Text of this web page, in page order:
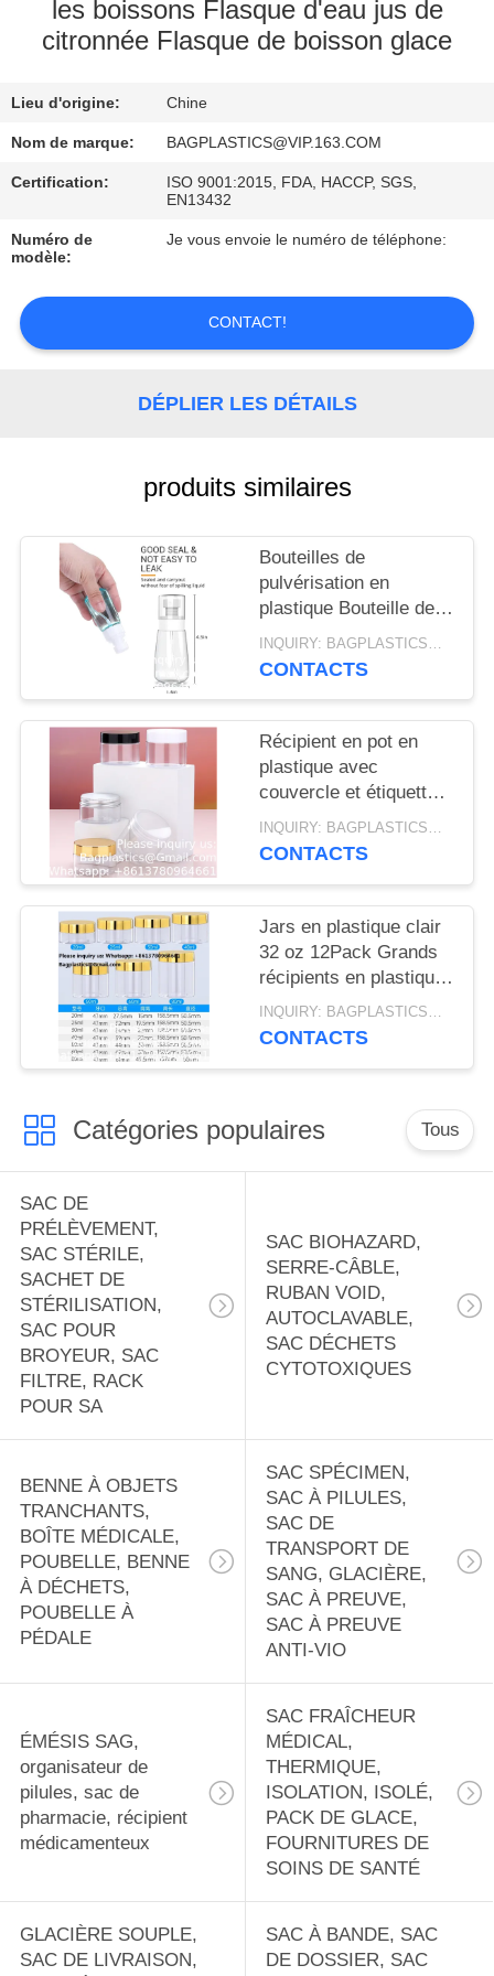
CONTRÔLE
QUALITÉ
DEMANDEZ
UNE
CITATION
PLAN
CONFIDENTIALITÉ
les boissons Flasque d'eau jus de
citronnée Flasque de boisson glace
Lieu d'origine: Chine
Nom de marque: BAGPLASTICS@VIP.163.COM
Certification:
ISO 9001:2015, FDA, HACCP, SGS,
EN13432
Numéro de
modèle:
Je vous envoie le numéro de téléphone:
CONTACT!
DÉPLIER LES DÉTAILS
produits similaires
Bouteilles de
pulvérisation en
plastique Bouteille de
pulvérisation vide 16,9
oz/500 ml 2 paquets
de service Bouteille
d'eau de neige/flux
pour les solutions de
essentielles, les
cheveux (claire)
INQUIRY: BAGPLASTICS@GMAIL.COM MOQ:WhatsApp: +8613780964661
CONTACTS
Récipient en pot en
plastique avec
couvercle et étiquette
Remplaçable vide rond
clair PET récipients
lotion, crème,
pommades, beurre
corporel, maquillage,
INQUIRY: BAGPLASTICS@GMAIL.COM MOQ:WhatsApp: +8613780964661
CONTACTS
Jars en plastique clair
32 oz 12Pack Grands
récipients en plastique
PET ronds avec vis
noire sur les
couvercle récipients
clairs pour le ménage
INQUIRY: BAGPLASTICS@GMAIL.COM MOQ:WhatsApp: +8613780964661
CONTACTS
Catégories populaires Tous
SAC DE
PRÉLÈVEMENT,
SAC STÉRILE,
SACHET DE
STÉRILISATION,
SAC POUR
BROYEUR, SAC
FILTRE, RACK
POUR SA
SAC BIOHAZARD,
SERRE-CÂBLE,
RUBAN VOID,
AUTOCLAVABLE,
SAC DÉCHETS
CYTOTOXIQUES
BENNE À OBJETS
TRANCHANTS,
BOÎTE MÉDICALE,
POUBELLE, BENNE
À DÉCHETS,
POUBELLE À
PÉDALE
SAC SPÉCIMEN,
SAC À PILULES,
SAC DE
TRANSPORT DE
SANG, GLACIÈRE,
SAC À PREUVE,
SAC À PREUVE
ANTI-VIO
ÉMÉSIS SAG,
organisateur de
pilules, sac de
pharmacie, récipient
médicamenteux
SAC FRAÎCHEUR
MÉDICAL,
THERMIQUE,
ISOLATION, ISOLÉ,
PACK DE GLACE,
FOURNITURES DE
SOINS DE SANTÉ
GLACIÈRE SOUPLE,
SAC DE LIVRAISON,
SAC À BANDE, SAC
DE DOSSIER, SAC